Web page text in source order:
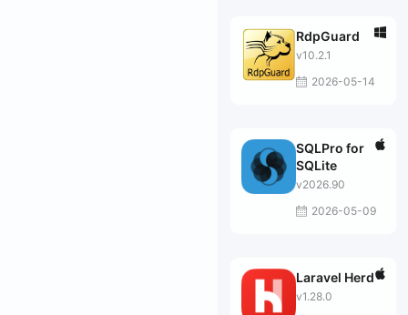
RdpGuard
v10.2.1
2026-05-14
SQLPro for
SQLite
v2026.90
2026-05-09
Laravel Herd
v1.28.0